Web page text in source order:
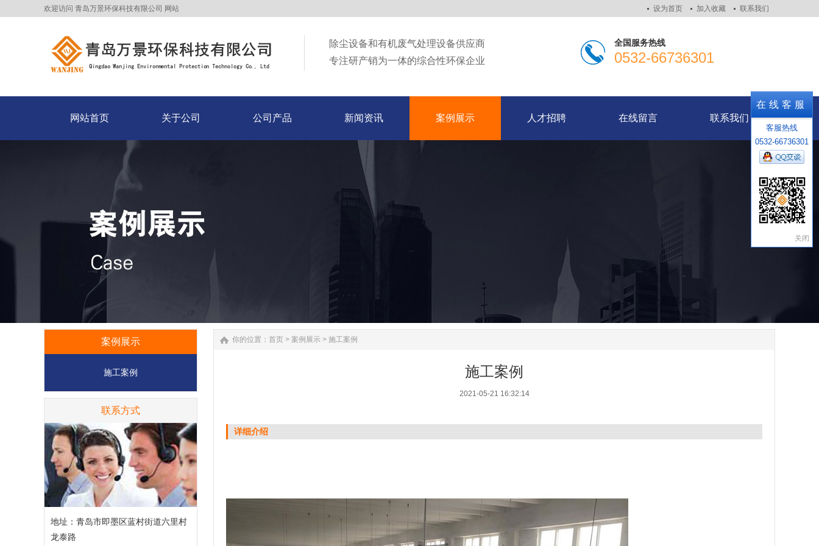
欢迎访问 青岛万景环保科技有限公司 网站 设为首页 加入收藏 联系我们
除尘设备和有机废气处理设备供应商
专注研产销为一体的综合性环保企业
全国服务热线
0532-66736301
网站首页
网站首页 关于公司 公司产品 新闻资讯 案例展示 人才招聘 在线留言 联系我们
案例展示
施工案例
联系方式
地址：青岛市即墨区蓝村街道六里村
龙泰路
你的位置： 首页 > 案例展示 > 施工案例
施工案例
2021-05-21 16:32:14
详细介绍
在线客服
客服热线
0532-66736301
关闭